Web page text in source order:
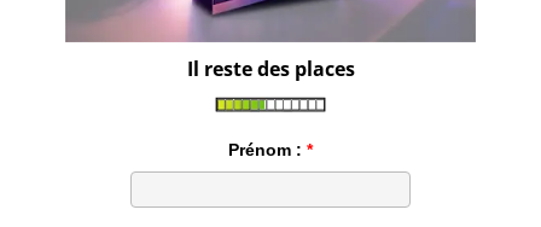
Il reste des places
Prénom :